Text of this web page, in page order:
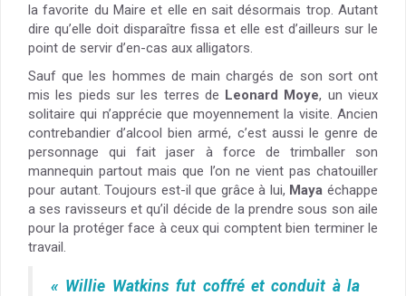
la favorite du Maire et elle en sait désormais trop. Autant
dire qu’elle doit disparaître fissa et elle est d’ailleurs sur le
point de servir d’en-cas aux alligators.
Sauf que les hommes de main chargés de son sort ont
mis les pieds sur les terres de Leonard Moye, un vieux
solitaire qui n’apprécie que moyennement la visite. Ancien
contrebandier d’alcool bien armé, c’est aussi le genre de
personnage qui fait jaser à force de trimballer son
mannequin partout mais que l’on ne vient pas chatouiller
pour autant. Toujours est-il que grâce à lui, Maya échappe
a ses ravisseurs et qu’il décide de la prendre sous son aile
pour la protéger face à ceux qui comptent bien terminer le
travail.
« Willie Watkins fut coffré et conduit à la